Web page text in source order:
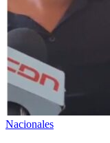
Nacionales